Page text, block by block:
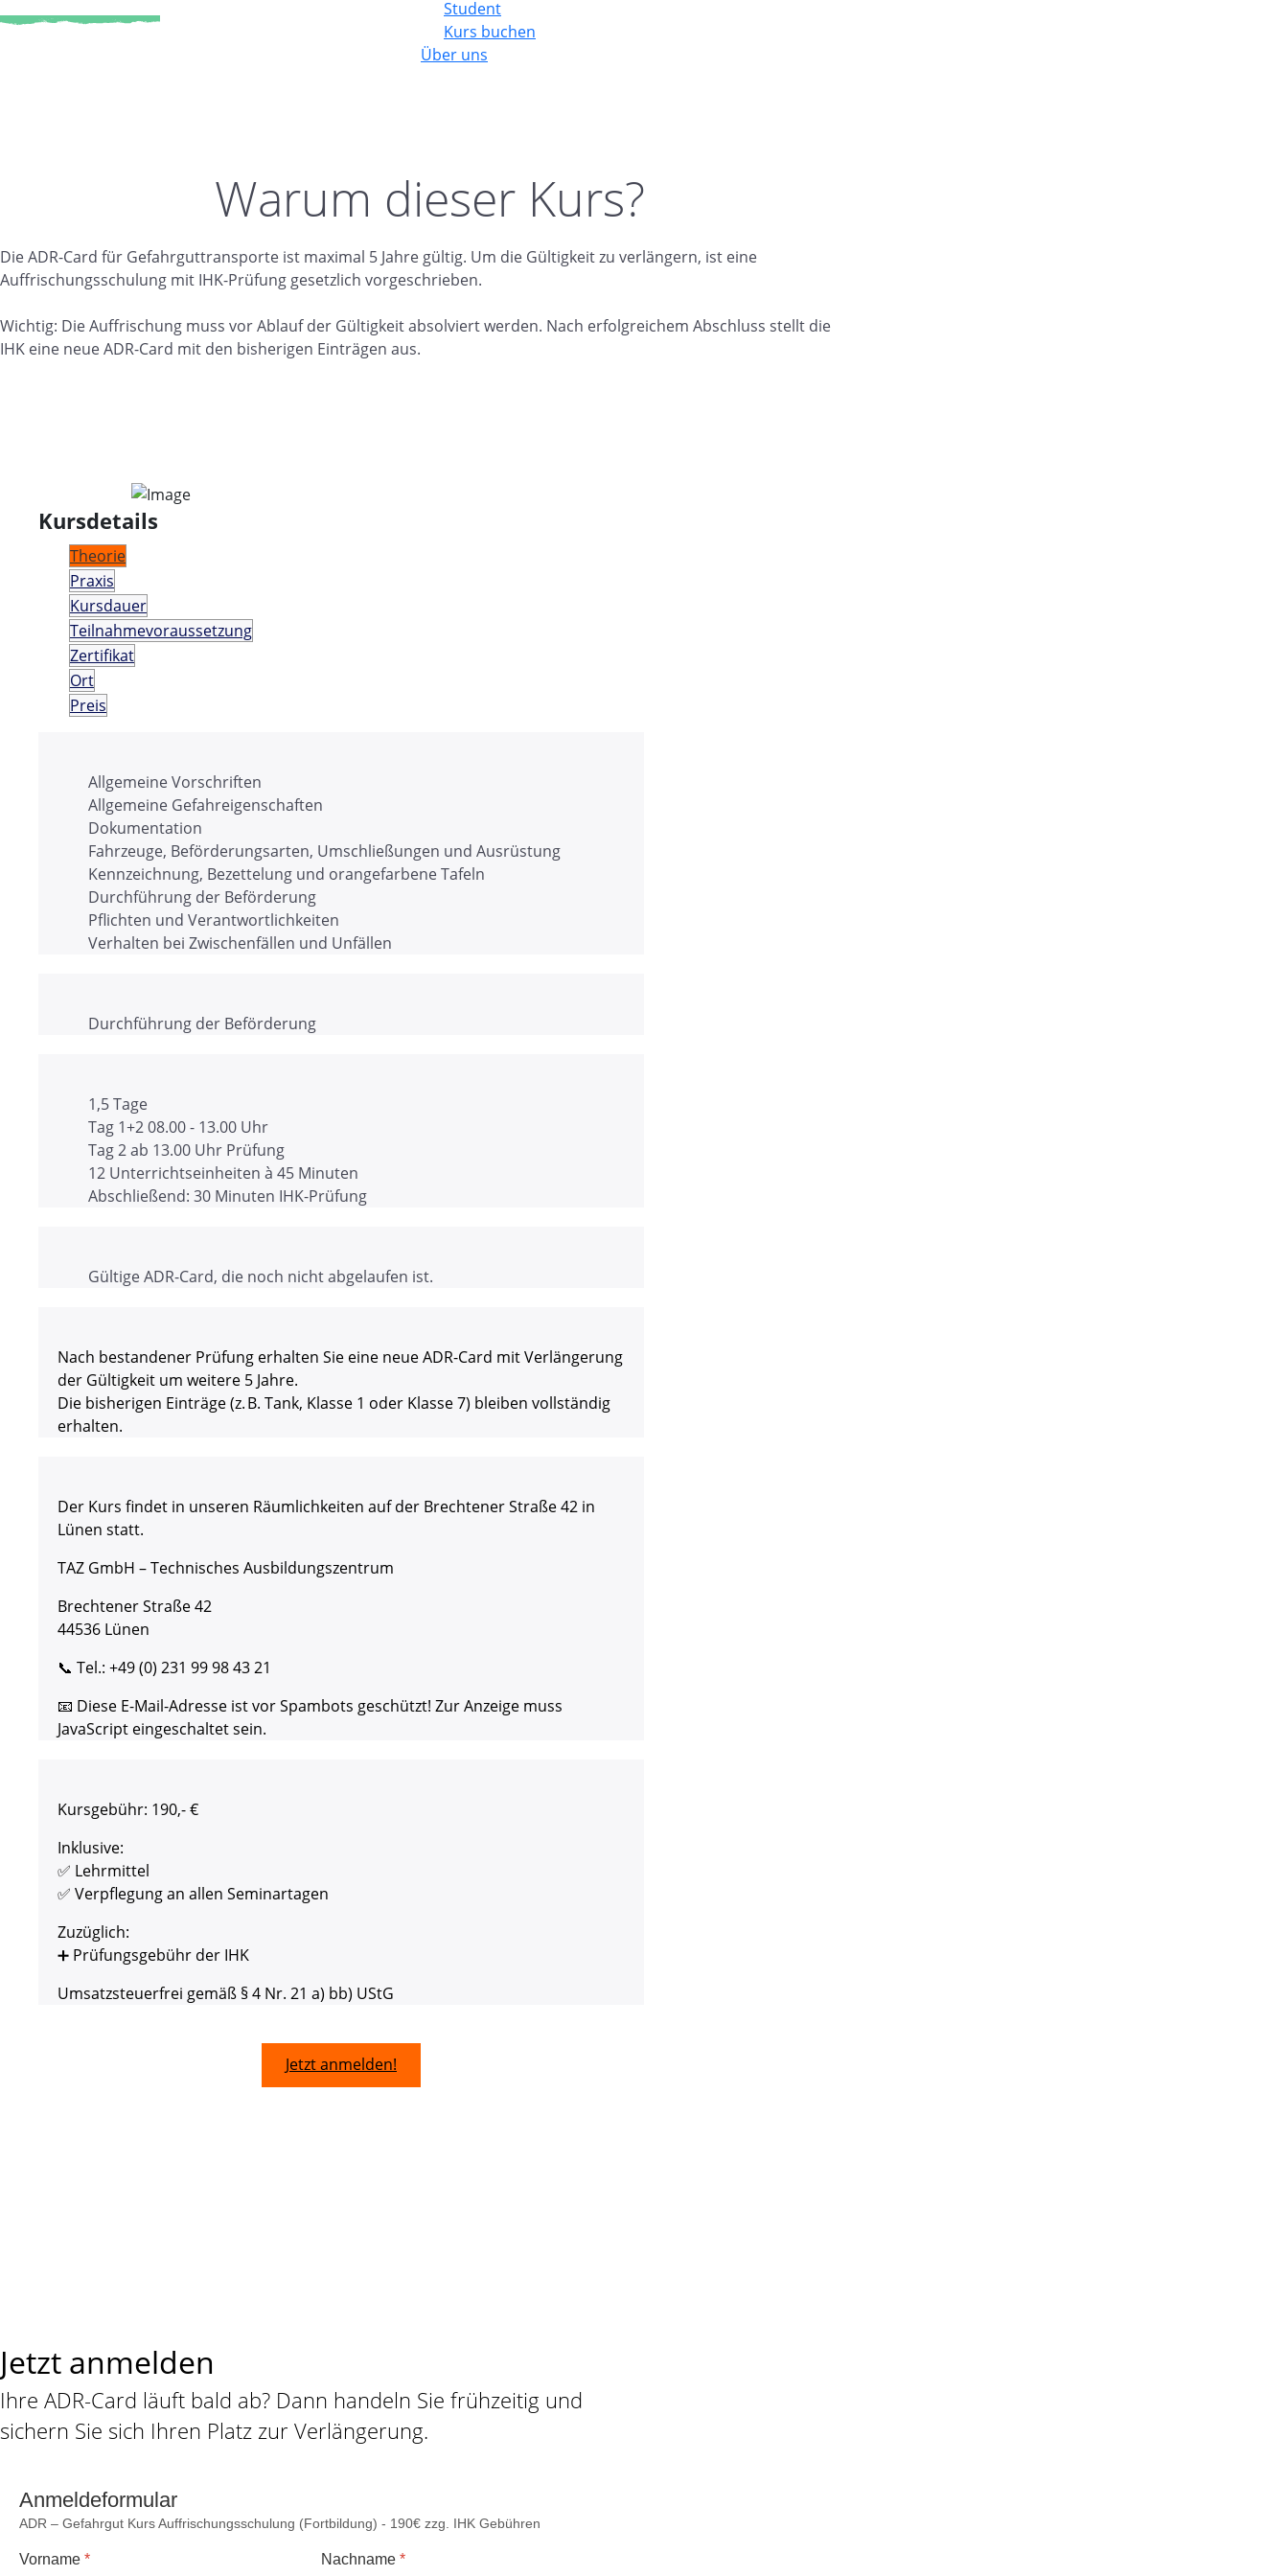
Student
Kurs buchen
Über uns
Warum dieser Kurs?
Die ADR-Card für Gefahrguttransporte ist maximal 5 Jahre gültig. Um die Gültigkeit zu verlängern, ist eine
Auffrischungsschulung mit IHK-Prüfung gesetzlich vorgeschrieben.
Wichtig: Die Auffrischung muss vor Ablauf der Gültigkeit absolviert werden. Nach erfolgreichem Abschluss stellt die
IHK eine neue ADR-Card mit den bisherigen Einträgen aus.
Kursdetails
Theorie
Praxis
Kursdauer
Teilnahmevoraussetzung
Zertifikat
Ort
Preis
Allgemeine Vorschriften
Allgemeine Gefahreigenschaften
Dokumentation
Fahrzeuge, Beförderungsarten, Umschließungen und Ausrüstung
Kennzeichnung, Bezettelung und orangefarbene Tafeln
Durchführung der Beförderung
Pflichten und Verantwortlichkeiten
Verhalten bei Zwischenfällen und Unfällen
Durchführung der Beförderung
1,5 Tage
Tag 1+2 08.00 - 13.00 Uhr
Tag 2 ab 13.00 Uhr Prüfung
12 Unterrichtseinheiten à 45 Minuten
Abschließend: 30 Minuten IHK-Prüfung
Gültige ADR-Card, die noch nicht abgelaufen ist.
Nach bestandener Prüfung erhalten Sie eine neue ADR-Card mit Verlängerung
der Gültigkeit um weitere 5 Jahre.
Die bisherigen Einträge (z. B. Tank, Klasse 1 oder Klasse 7) bleiben vollständig
erhalten.
Der Kurs findet in unseren Räumlichkeiten auf der Brechtener Straße 42 in
Lünen statt.
TAZ GmbH – Technisches Ausbildungszentrum
Brechtener Straße 42
44536 Lünen
📞 Tel.: +49 (0) 231 99 98 43 21
📧 Diese E-Mail-Adresse ist vor Spambots geschützt! Zur Anzeige muss
JavaScript eingeschaltet sein.
Kursgebühr: 190,- €
Inklusive:
✅ Lehrmittel
✅ Verpflegung an allen Seminartagen
Zuzüglich:
➕ Prüfungsgebühr der IHK
Umsatzsteuerfrei gemäß § 4 Nr. 21 a) bb) UStG
Jetzt anmelden!
Jetzt anmelden
Ihre ADR-Card läuft bald ab? Dann handeln Sie frühzeitig und
sichern Sie sich Ihren Platz zur Verlängerung.
Anmeldeformular
ADR – Gefahrgut Kurs Auffrischungs­schulung (Fortbildung) - 190€ zzg. IHK Gebühren
Vorname * Nachname *